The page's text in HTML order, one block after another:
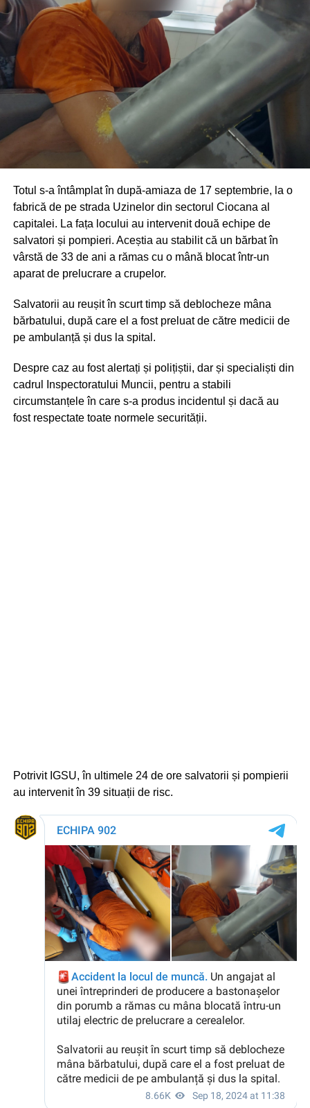
Totul s-a întâmplat în după-amiaza de 17 septembrie, la o
fabrică de pe strada Uzinelor din sectorul Ciocana al
capitalei. La fața locului au intervenit două echipe de
salvatori și pompieri. Aceștia au stabilit că un bărbat în
vârstă de 33 de ani a rămas cu o mână blocat într-un
aparat de prelucrare a crupelor.
Salvatorii au reușit în scurt timp să deblocheze mâna
bărbatului, după care el a fost preluat de către medicii de
pe ambulanță și dus la spital.
Despre caz au fost alertați și polițiștii, dar și specialiști din
cadrul Inspectoratului Muncii, pentru a stabili
circumstanțele în care s-a produs incidentul și dacă au
fost respectate toate normele securității.
Potrivit IGSU, în ultimele 24 de ore salvatorii și pompierii
au intervenit în 39 situații de risc.